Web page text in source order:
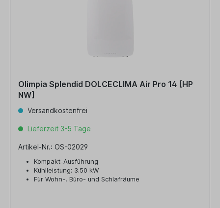
Olimpia Splendid DOLCECLIMA Air Pro 14 [HP
NW]
Versandkostenfrei
Lieferzeit 3-5 Tage
Artikel-Nr.: OS-02029
Kompakt-Ausführung
Kühlleistung: 3.50 kW
Für Wohn-, Büro- und Schlafräume